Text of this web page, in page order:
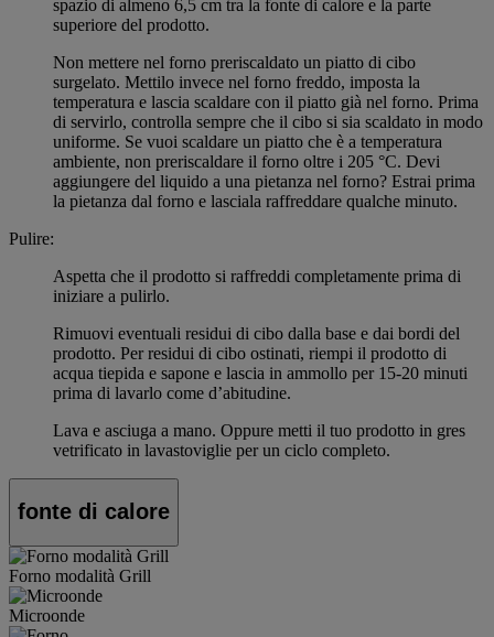
spazio di almeno 6,5 cm tra la fonte di calore e la parte
superiore del prodotto.
Non mettere nel forno preriscaldato un piatto di cibo
surgelato. Mettilo invece nel forno freddo, imposta la
temperatura e lascia scaldare con il piatto già nel forno. Prima
di servirlo, controlla sempre che il cibo si sia scaldato in modo
uniforme. Se vuoi scaldare un piatto che è a temperatura
ambiente, non preriscaldare il forno oltre i 205 °C. Devi
aggiungere del liquido a una pietanza nel forno? Estrai prima
la pietanza dal forno e lasciala raffreddare qualche minuto.
Pulire:
Aspetta che il prodotto si raffreddi completamente prima di
iniziare a pulirlo.
Rimuovi eventuali residui di cibo dalla base e dai bordi del
prodotto. Per residui di cibo ostinati, riempi il prodotto di
acqua tiepida e sapone e lascia in ammollo per 15-20 minuti
prima di lavarlo come d’abitudine.
Lava e asciuga a mano. Oppure metti il tuo prodotto in gres
vetrificato in lavastoviglie per un ciclo completo.
fonte di calore
Forno modalità Grill
Microonde